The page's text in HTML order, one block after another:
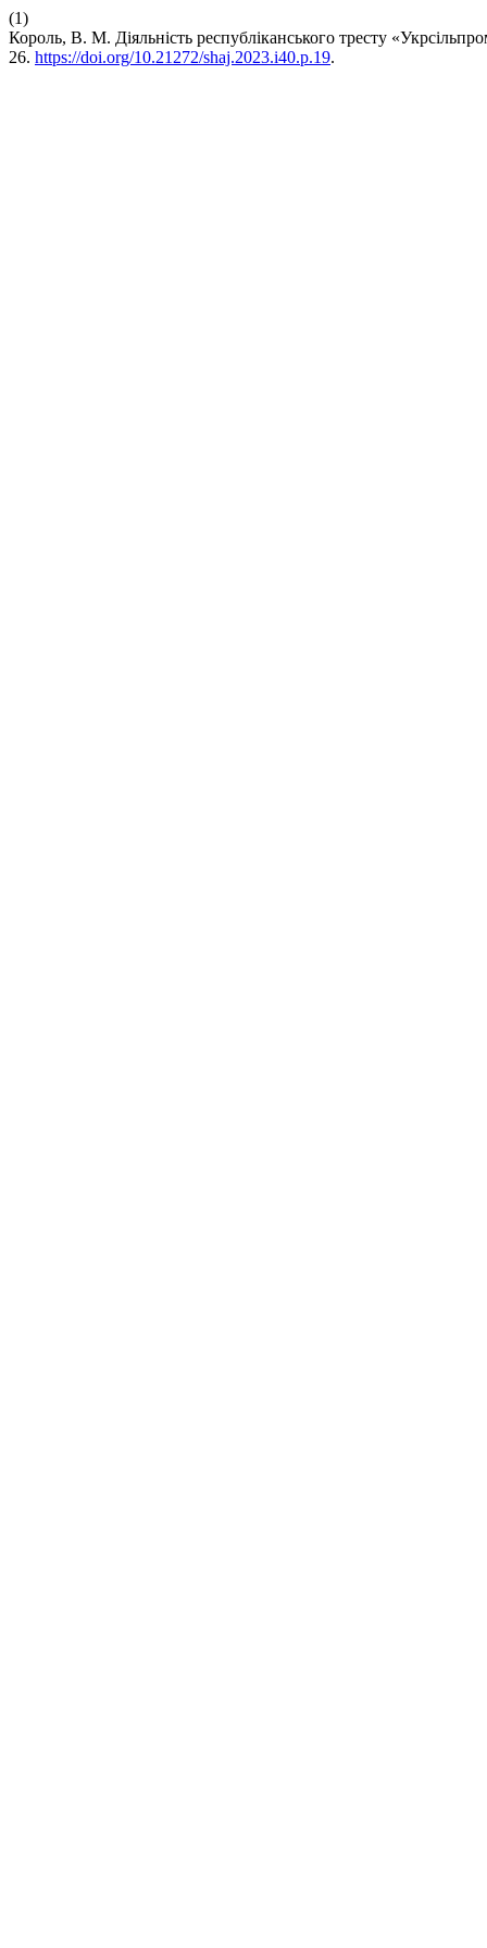
(1)
Король, В. М. Діяльність республіканського тресту
26. https://doi.org/10.21272/shaj.2023.i40.p.19.